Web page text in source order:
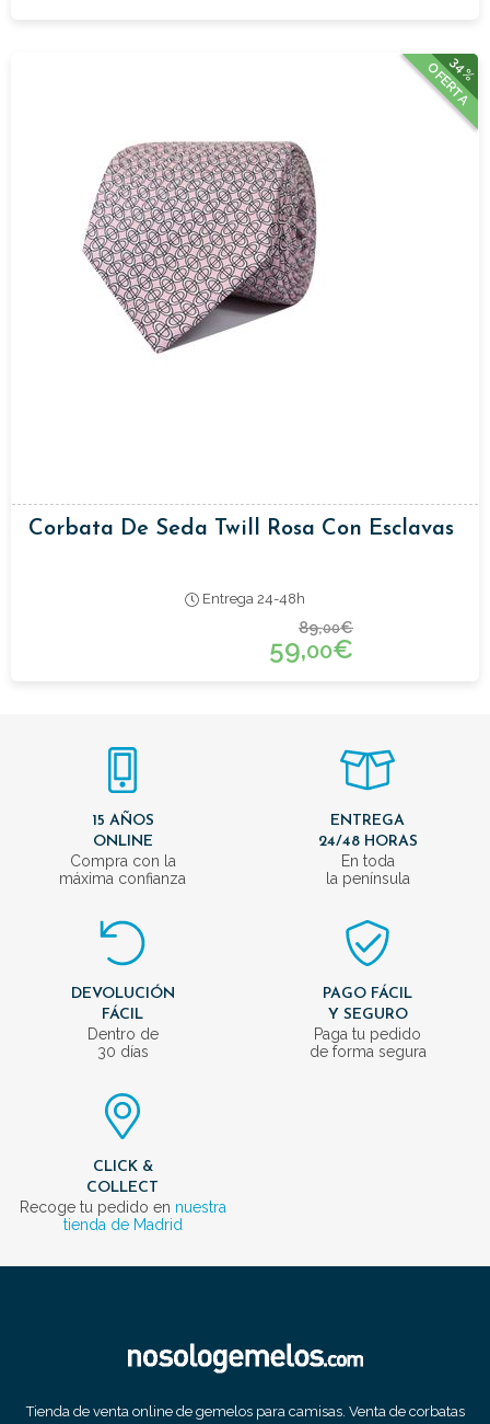
34%
OFERTA
Corbata De Seda Twill Rosa Con Esclavas
Entrega 24-48h
89,00€
59,00€
15 AÑOS
ONLINE
Compra con la
máxima confianza
ENTREGA
24/48 HORAS
En toda
la península
DEVOLUCIÓN
FÁCIL
Dentro de
30 días
PAGO FÁCIL
Y SEGURO
Paga tu pedido
de forma segura
CLICK &
COLLECT
Recoge tu pedido en nuestra
tienda de Madrid
Tienda de venta online de gemelos para camisas. Venta de corbatas